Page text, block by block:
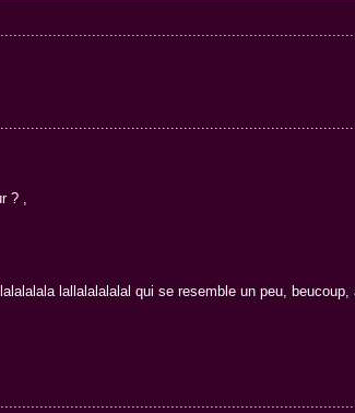
? ,
lallalalalalal qui se resemble un peu,